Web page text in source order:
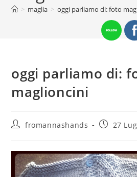
> maglia > oggi parliamo di: foto
oggi parliamo di:
maglioncini
Autorefromannashands
Articolo
27